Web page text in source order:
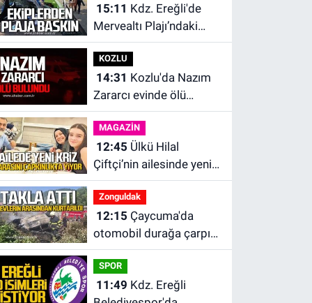
15:11
Mervealtı Plajı’ndaki
çadır ve baraka işgalleri
kaldırıldı.
KOZLU
14:31
Zararcı evinde ölü
bulundu.
MAGAZİN
12:45
Çiftçi’nin ailesinde yeni
kriz. “Kızımın parasını
çapkınlıkta yiyor”
Zonguldak
12:15
otomobil durağa çarpıp
takla attı. Sürücü
alevlerin arasından
kurtarıldı.
SPOR
11:49